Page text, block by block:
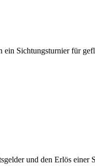
Sichtungsturnier für
und den Erlös